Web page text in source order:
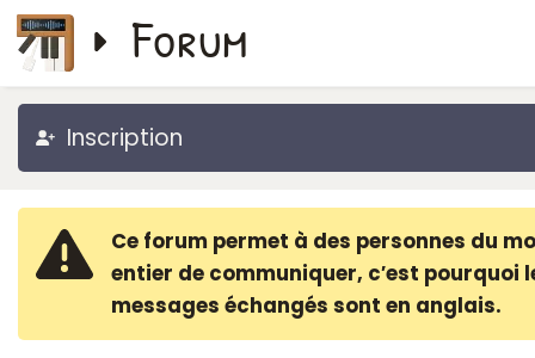
Forum
Inscription
Ce forum permet à des personnes du
entier de communiquer, c′est pourquoi
messages échangés sont en anglais.